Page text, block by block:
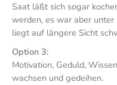
Saat läßt sich sogar
werden, es war aber
liegt auf längere Sicht
Option 3:
Motivation, Geduld,
wachsen und gedeihen.